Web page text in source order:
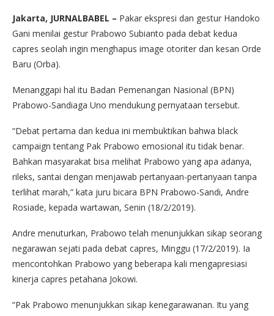
Jakarta, JURNALBABEL – Pakar ekspresi dan gestur Handoko
Gani menilai gestur Prabowo Subianto pada debat kedua
capres seolah ingin menghapus image otoriter dan kesan Orde
Baru (Orba).
Menanggapi hal itu Badan Pemenangan Nasional (BPN)
Prabowo-Sandiaga Uno mendukung pernyataan tersebut.
“Debat pertama dan kedua ini membuktikan bahwa black
campaign tentang Pak Prabowo emosional itu tidak benar.
Bahkan masyarakat bisa melihat Prabowo yang apa adanya,
rileks, santai dengan menjawab pertanyaan-pertanyaan tanpa
terlihat marah,” kata juru bicara BPN Prabowo-Sandi, Andre
Rosiade, kepada wartawan, Senin (18/2/2019).
Andre menuturkan, Prabowo telah menunjukkan sikap seorang
negarawan sejati pada debat capres, Minggu (17/2/2019). Ia
mencontohkan Prabowo yang beberapa kali mengapresiasi
kinerja capres petahana Jokowi.
“Pak Prabowo menunjukkan sikap kenegarawanan. Itu yang